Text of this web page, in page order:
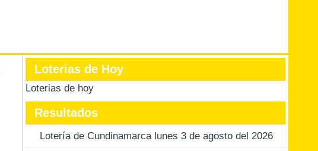
Loterias de Hoy
Loterias de hoy
Resultados
Lotería de Cundinamarca lunes 3 de agosto del 2026